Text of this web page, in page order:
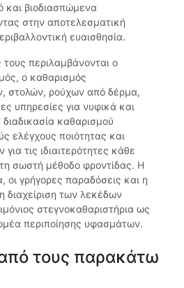
και βιοδιασπώμενα
στην αποτελεσματική
ευαισθησία.
περιλαμβάνονται ο
ο καθαρισμός
στολών, ρούχων από δέρμα,
υπηρεσίες για νυφικά και
καθαρισμού
ελέγχους ποιότητας και
τις ιδιαιτερότητες κάθε
σωστή μέθοδο φροντίδας. Η
οι γρήγορες παραδόσεις και η
διαχείριση των λεκέδων
στεγνοκαθαριστήρια ως
περιποίησης υφασμάτων.
τους παρακάτω